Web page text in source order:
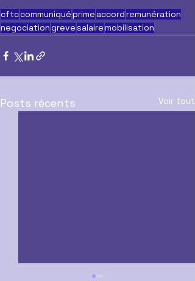
cftccommuniquéprime accordremunération
negociationgrevesalairemobilisation
Posts récents Voir tout